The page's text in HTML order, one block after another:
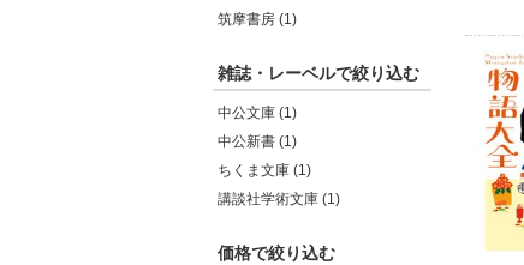
筑摩書房 (1)
雑誌・レーベルで絞り込む
中公文庫 (1)
中公新書 (1)
ちくま文庫 (1)
講談社学術文庫 (1)
価格で絞り込む